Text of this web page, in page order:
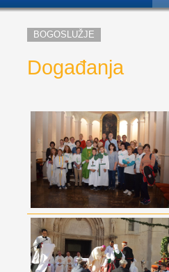
BOGOSLUŽJE
Događanja